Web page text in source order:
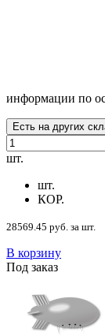
информации по
Есть на других
шт.
шт.
КОР.
28569.45 руб. за шт.
В корзину
Под заказ